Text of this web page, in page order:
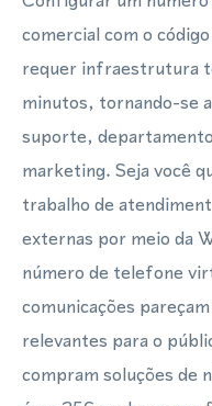
comercial com o
requer infraestrutura
minutos, tornando-se
suporte,
marketing. Seja você
trabalho de
externas por meio da
número de telefone
comunicações
relevantes para o
compram soluções de